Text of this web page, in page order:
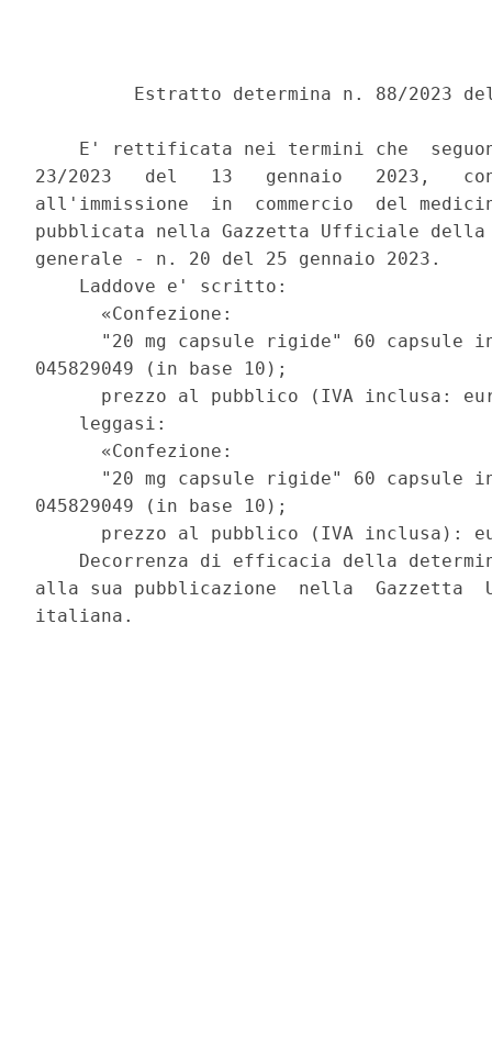
Estratto determina n. 88/2023
E' rettificata nei termini che
23/2023   del   13   gennaio   2023,
all'immissione  in  commercio  del
pubblicata nella Gazzetta Ufficiale
generale - n. 20 del 25 gennaio 2023.
    Laddove e' scritto:
      «Confezione:
"20 mg capsule rigide" 60 capsule
045829049 (in base 10);
prezzo al pubblico (IVA inclusa:
    leggasi:
      «Confezione:
"20 mg capsule rigide" 60 capsule
045829049 (in base 10);
prezzo al pubblico (IVA inclusa):
Decorrenza di efficacia della
alla sua pubblicazione  nella  Gazzetta